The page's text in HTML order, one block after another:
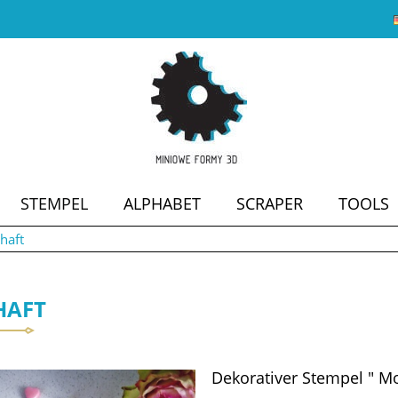
STEMPEL ALPHABET SCRAPER TOOLS
SALE
Dekorativer Stempel "